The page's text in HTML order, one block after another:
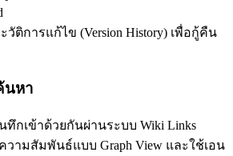
ติการแก้ไข (Version History) เพื่อกู้คืน
นหา
ทึกเข้าด้วยกันผ่านระบบ Wiki Links
ามสัมพันธ์แบบ Graph View และใช้เอน